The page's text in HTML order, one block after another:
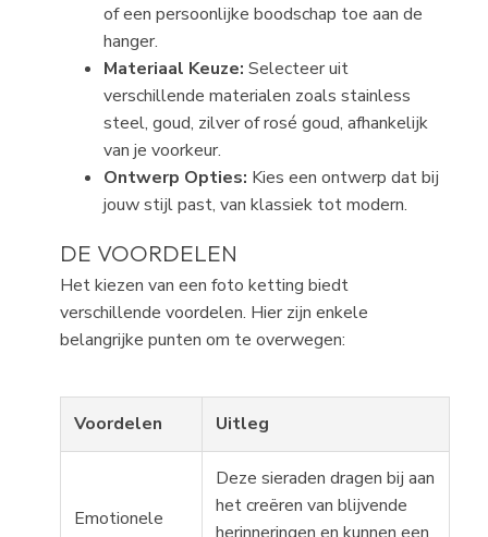
of een persoonlijke boodschap toe aan de
hanger.
Materiaal Keuze: Selecteer uit
verschillende materialen zoals stainless
steel, goud, zilver of rosé goud, afhankelijk
van je voorkeur.
Ontwerp Opties: Kies een ontwerp dat bij
jouw stijl past, van klassiek tot modern.
DE VOORDELEN
Het kiezen van een foto ketting biedt
verschillende voordelen. Hier zijn enkele
belangrijke punten om te overwegen:
Voordelen Uitleg
Emotionele
Deze sieraden dragen bij aan
het creëren van blijvende